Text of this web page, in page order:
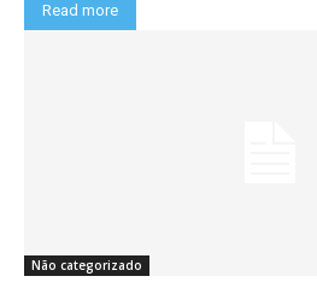
Read more
Não categorizado